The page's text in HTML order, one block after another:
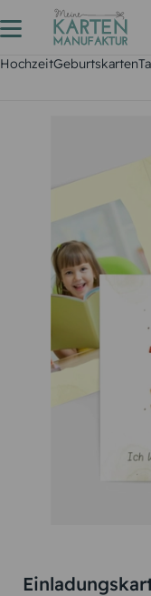
HochzeitGeburtskarten